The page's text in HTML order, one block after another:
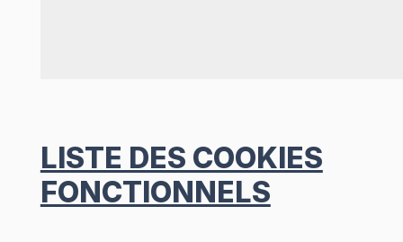
LISTE DES COOKIES
FONCTIONNELS